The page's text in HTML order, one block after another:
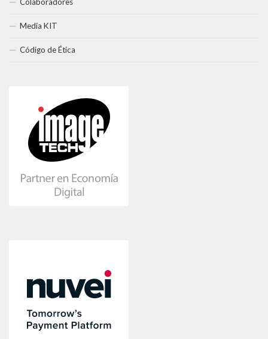
Media KIT
Código de Ética